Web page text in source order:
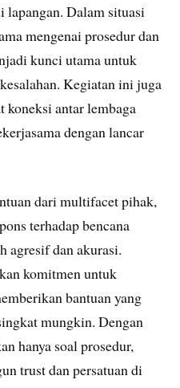
lapangan. Dalam situasi
mengenai prosedur dan
kunci utama untuk
Kegiatan ini juga
koneksi antar lembaga
dengan lancar
dari multifacet pihak,
terhadap bencana
agresif dan akurasi.
komitmen untuk
bantuan yang
mungkin. Dengan
hanya soal prosedur,
trust dan persatuan di